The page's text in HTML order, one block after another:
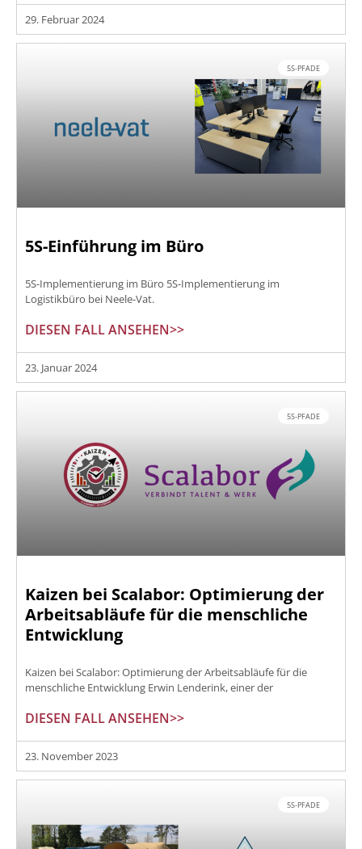
29. Februar 2024
5S-PFADE
5S-Einführung im Büro
5S-Implementierung im Büro 5S-Implementierung im
Logistikbüro bei Neele-Vat.
DIESEN FALL ANSEHEN>>
23. Januar 2024
5S-PFADE
Kaizen bei Scalabor: Optimierung der
Arbeitsabläufe für die menschliche
Entwicklung
Kaizen bei Scalabor: Optimierung der Arbeitsabläufe für die
menschliche Entwicklung Erwin Lenderink, einer der
DIESEN FALL ANSEHEN>>
23. November 2023
5S-PFADE